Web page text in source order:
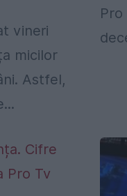
vineri
micilor
Astfel,
Pro